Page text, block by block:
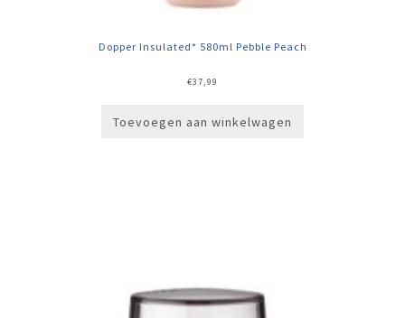
Dopper Insulated* 580ml Pebble Peach
€37,99
Toevoegen aan winkelwagen